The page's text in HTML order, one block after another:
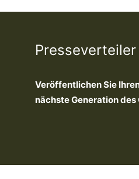
Veröffentlichen Sie
nächste Generation